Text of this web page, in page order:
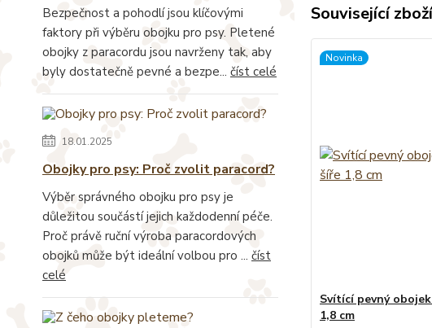
Bezpečnost a pohodlí jsou klíčovými
faktory při výběru obojku pro psy. Pletené
obojky z paracordu jsou navrženy tak, aby
byly dostatečně pevné a bezpe... číst celé
18.01.2025
Obojky pro psy: Proč zvolit paracord?
Výběr správného obojku pro psy je
důležitou součástí jejich každodenní péče.
Proč právě ruční výroba paracordových
obojků může být ideální volbou pro ... číst
celé
Související
Novinka
Svítící pevný
1,8 cm